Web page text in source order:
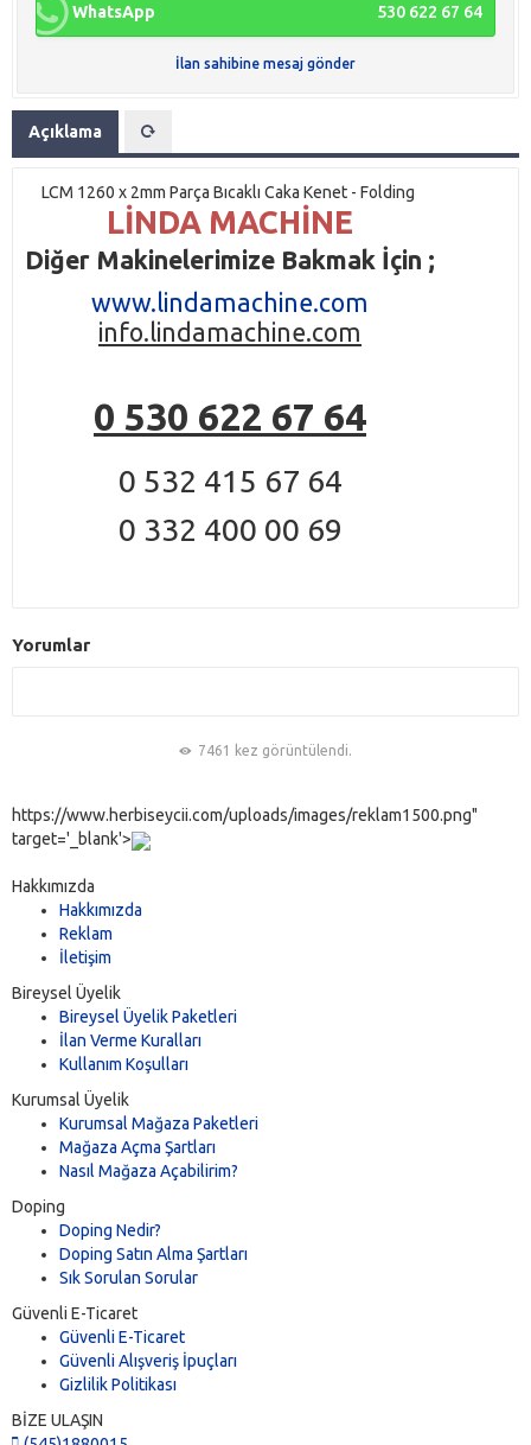
WhatsApp 530 622 67 64
İlan sahibine mesaj gönder
Açıklama
LCM 1260 x 2mm Parça Bıcaklı Caka Kenet - Folding
LİNDA MACHİNE
Diğer Makinelerimize Bakmak İçin ;
www.lindamachine.com
info.lindamachine.com
0 530 622 67 64
0 532 415 67 64
0 332 400 00 69
Yorumlar
7461 kez görüntülendi.
https://www.herbiseycii.com/uploads/images/reklam1500.png"
target='_blank'>
Hakkımızda
Hakkımızda
Reklam
İletişim
Bireysel Üyelik
Bireysel Üyelik Paketleri
İlan Verme Kuralları
Kullanım Koşulları
Kurumsal Üyelik
Kurumsal Mağaza Paketleri
Mağaza Açma Şartları
Nasıl Mağaza Açabilirim?
Doping
Doping Nedir?
Doping Satın Alma Şartları
Sık Sorulan Sorular
Güvenli E-Ticaret
Güvenli E-Ticaret
Güvenli Alışveriş İpuçları
Gizlilik Politikası
BİZE ULAŞIN